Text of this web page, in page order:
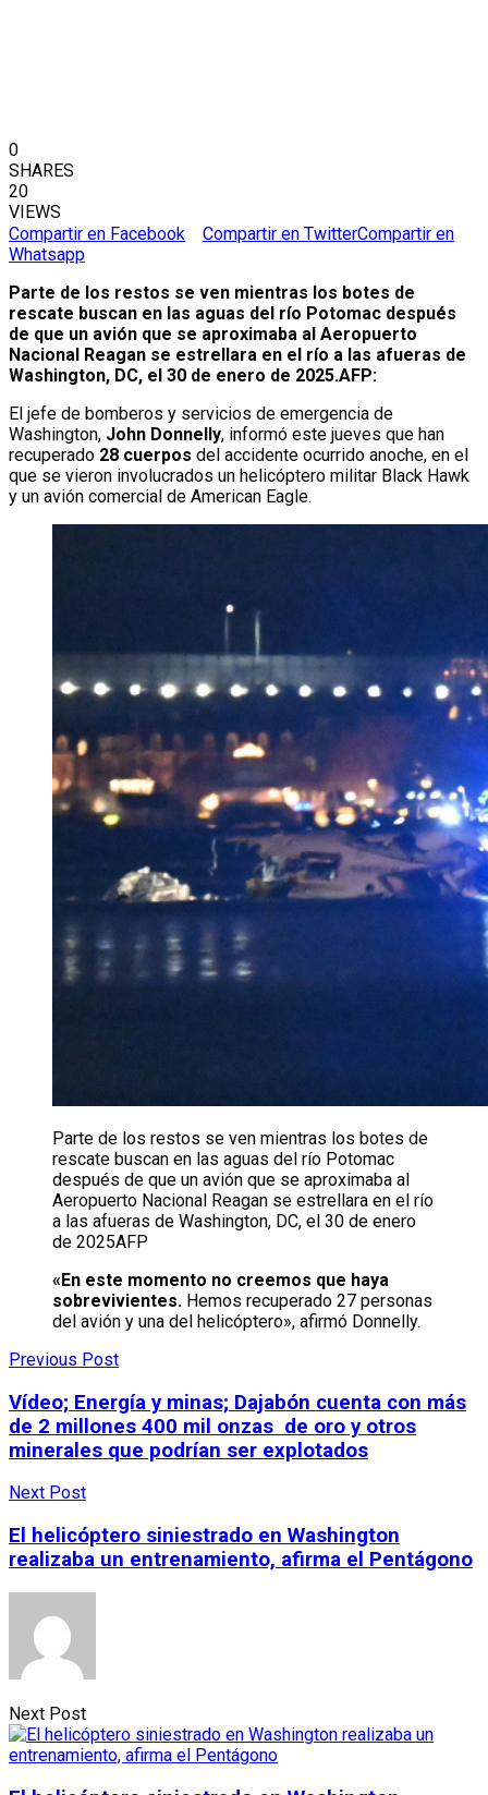
0
SHARES
20
VIEWS
Compartir en Facebook
Compartir en TwitterCompartir en
Whatsapp
Parte de los restos se ven mientras los botes de
rescate buscan en las aguas del río Potomac después
de que un avión que se aproximaba al Aeropuerto
Nacional Reagan se estrellara en el río a las afueras de
Washington, DC, el 30 de enero de 2025.AFP:
El jefe de bomberos y servicios de emergencia de
Washington, John Donnelly, informó este jueves que han
recuperado 28 cuerpos del accidente ocurrido anoche, en el
que se vieron involucrados un helicóptero militar Black Hawk
y un avión comercial de American Eagle.
Parte de los restos se ven mientras los botes de
rescate buscan en las aguas del río Potomac
después de que un avión que se aproximaba al
Aeropuerto Nacional Reagan se estrellara en el río
a las afueras de Washington, DC, el 30 de enero
de 2025AFP
«En este momento no creemos que haya
sobrevivientes. Hemos recuperado 27 personas
del avión y una del helicóptero», afirmó Donnelly.
Previous Post
Vídeo; Energía y minas; Dajabón cuenta con más
de 2 millones 400 mil onzas de oro y otros
minerales que podrían ser explotados
Next Post
El helicóptero siniestrado en Washington
realizaba un entrenamiento, afirma el Pentágono
Next Post